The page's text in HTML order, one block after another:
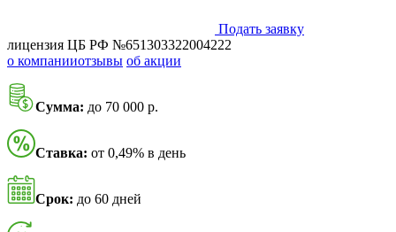
Подать заявку
лицензия ЦБ РФ №651303322004222
о компанииотзывы об акции
Сумма: до 70 000 р.
Ставка: от 0,49% в день
Срок: до 60 дней